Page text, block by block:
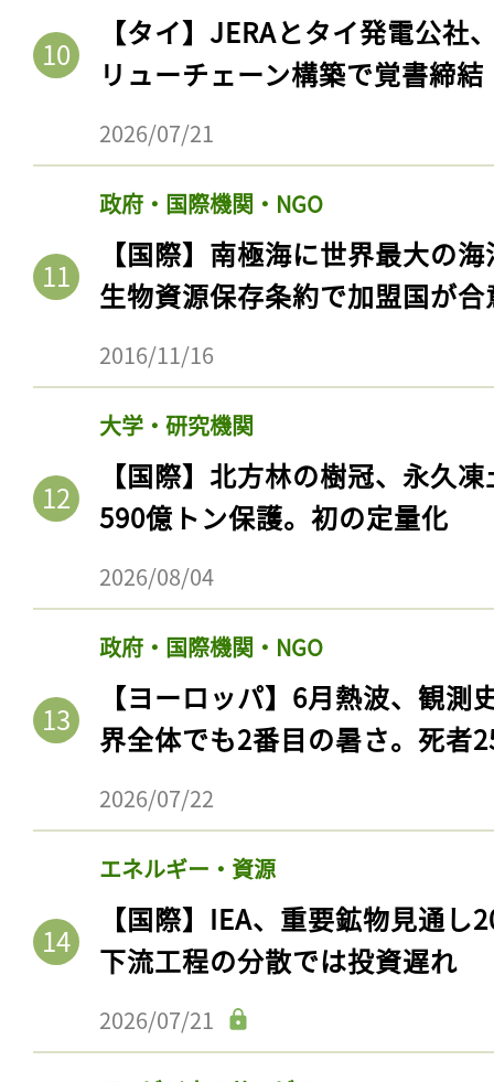
【タイ】JERAとタイ発電公社
リューチェーン構築で覚書締結
2026/07/21
政府・国際機関・NGO
【国際】南極海に世界最大の
生物資源保存条約で加盟国が合
2016/11/16
大学・研究機関
【国際】北方林の樹冠、永久
590億トン保護。初の定量化
2026/08/04
政府・国際機関・NGO
【ヨーロッパ】6月熱波、観
界全体でも2番目の暑さ。死者
2026/07/22
エネルギー・資源
【国際】IEA、重要鉱物見通
下流工程の分散では投資遅れ
2026/07/21
記事をお気に入りに
ログイン
会員登録